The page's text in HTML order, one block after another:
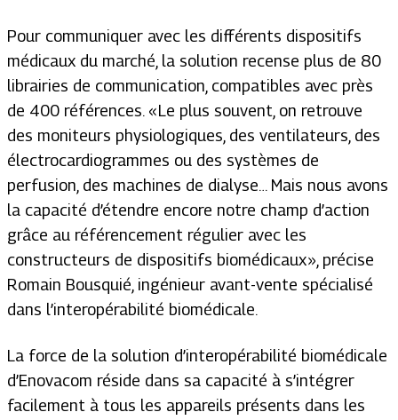
Pour communiquer avec les différents dispositifs
médicaux du marché, la solution recense plus de 80
librairies de communication, compatibles avec près
de 400 références. « Le plus souvent, on retrouve
des moniteurs physiologiques, des ventilateurs, des
électrocardiogrammes ou des systèmes de
perfusion, des machines de dialyse… Mais nous avons
la capacité d’étendre encore notre champ d’action
grâce au référencement régulier avec les
constructeurs de dispositifs biomédicaux », précise
Romain Bousquié, ingénieur avant-vente spécialisé
dans l’interopérabilité biomédicale.
La force de la solution d’interopérabilité biomédicale
d’Enovacom réside dans sa capacité à s’intégrer
facilement à tous les appareils présents dans les